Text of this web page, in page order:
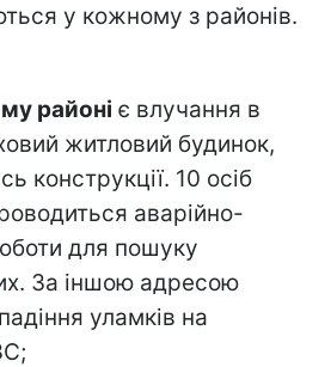
у кожному з районів.
районі є влучання в
житловий будинок,
конструкції. 10 осіб
аварійно-
для пошуку
За іншою адресою
уламків на